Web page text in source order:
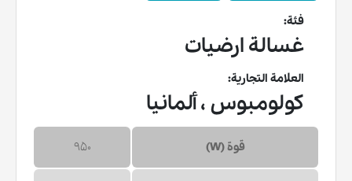
فئة:
غسالة ارضيات
العلامة التجارية:
كولومبوس ، ألمانيا
قوة (W) 950